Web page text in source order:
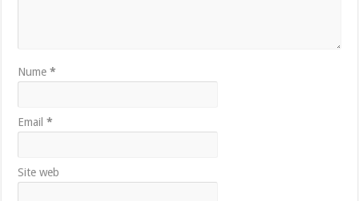
Nume*
Email*
Site web